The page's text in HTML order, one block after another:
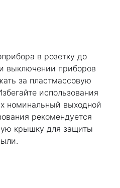
в розетку до
выключении приборов
за пластмассовую
использования
номинальный выходной
рекомендуется
крышку для защиты